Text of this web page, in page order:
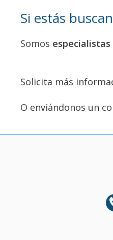
Si estás
Somos especialistas
Solicita más
O enviándonos un